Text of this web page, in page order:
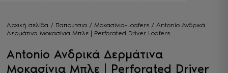
Αρχική σελίδα/ Παπούτσια/ Μοκασίνια-Loafers/ Antonio Ανδρικά
Δερμάτινα Μοκασίνια Μπλε | Perforated Driver Loafers
Antonio Ανδρικά Δερμάτινα
Μοκασίνια Μπλε | Perforated Driver